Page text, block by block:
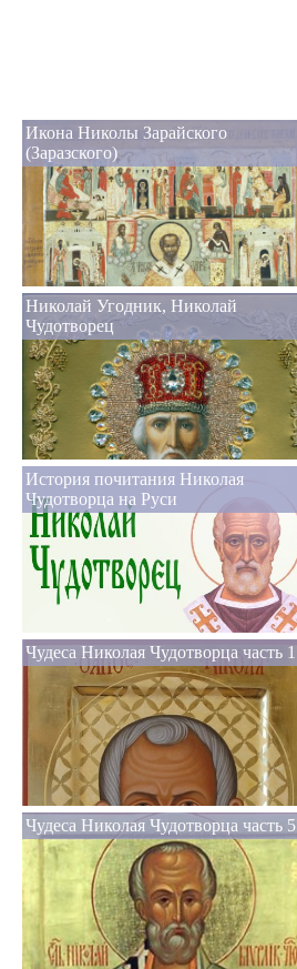
Икона Николы Зарайского
(Заразского)
Николай Угодник, Николай
Чудотворец
История почитания Николая
Чудотворца на Руси
Чудеса Николая Чудотворца часть 1
Чудеса Николая Чудотворца часть 5